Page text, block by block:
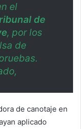
el
de
, por los
de
de canotaje en
aplicado